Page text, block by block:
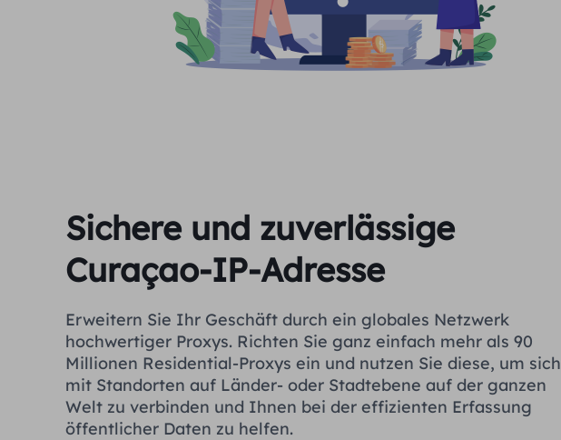
Sichere und zuverlässige
Curaçao-IP-Adresse
Erweitern Sie Ihr Geschäft durch ein globales Netzwerk
hochwertiger Proxys. Richten Sie ganz einfach mehr als 90
Millionen Residential-Proxys ein und nutzen Sie diese, um sich
mit Standorten auf Länder- oder Stadtebene auf der ganzen
Welt zu verbinden und Ihnen bei der effizienten Erfassung
öffentlicher Daten zu helfen.